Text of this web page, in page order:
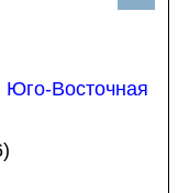
Юго-Восточная